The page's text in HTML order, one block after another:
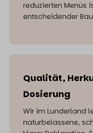
reduzierten Menüs
entscheidender
Qualität,
Dosierung
Wir im Lunderland
naturbelassene,